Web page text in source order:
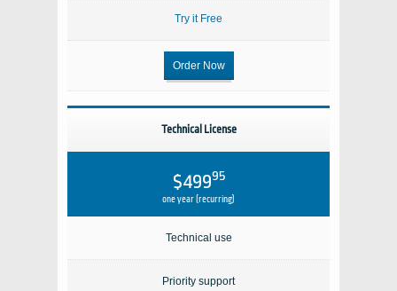
Try it Free
Order Now
Technical License
$49995
one year (recurring)
Technical use
Priority support